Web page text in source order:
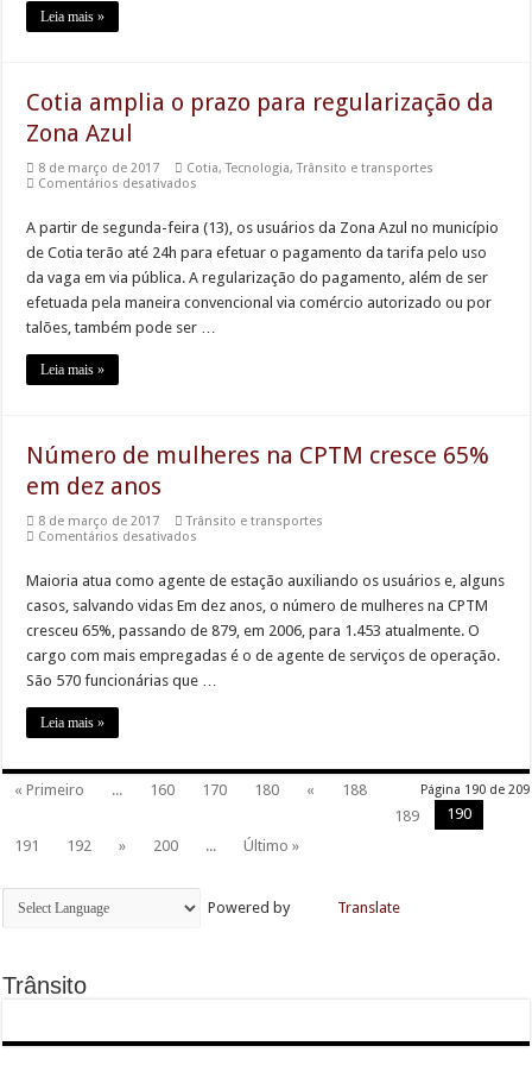
Leia mais »
Cotia amplia o prazo para regularização da
Zona Azul
8 de março de 2017 Cotia,Tecnologia,Trânsito e transportes
Comentários desativados
o
prazo
para
regularização
Zona
Azul
A partir de segunda-feira (13), os usuários da Zona Azul no município
de Cotia terão até 24h para efetuar o pagamento da tarifa pelo uso
da vaga em via pública. A regularização do pagamento, além de ser
efetuada pela maneira convencional via comércio autorizado ou por
talões, também pode ser …
Leia mais »
Número de mulheres na CPTM cresce 65%
em dez anos
8 de março de 2017
Trânsito e transportes
Comentários desativados
mulheres
na
CPTM
cresce
em
dez
anos
Maioria atua como agente de estação auxiliando os usuários e, alguns
casos, salvando vidas Em dez anos, o número de mulheres na CPTM
cresceu 65%, passando de 879, em 2006, para 1.453 atualmente. O
cargo com mais empregadas é o de agente de serviços de operação.
São 570 funcionárias que …
Leia mais »
Página 190 de 209
« Primeiro ... 160 170 180 «
188
189
190
191
192 » 200 ... Último »
Powered by Translate
Trânsito